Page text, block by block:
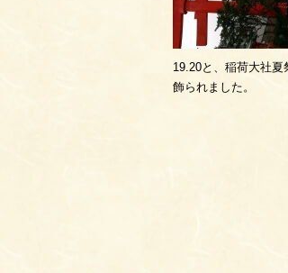
19.20と、稲荷大社
飾られました。